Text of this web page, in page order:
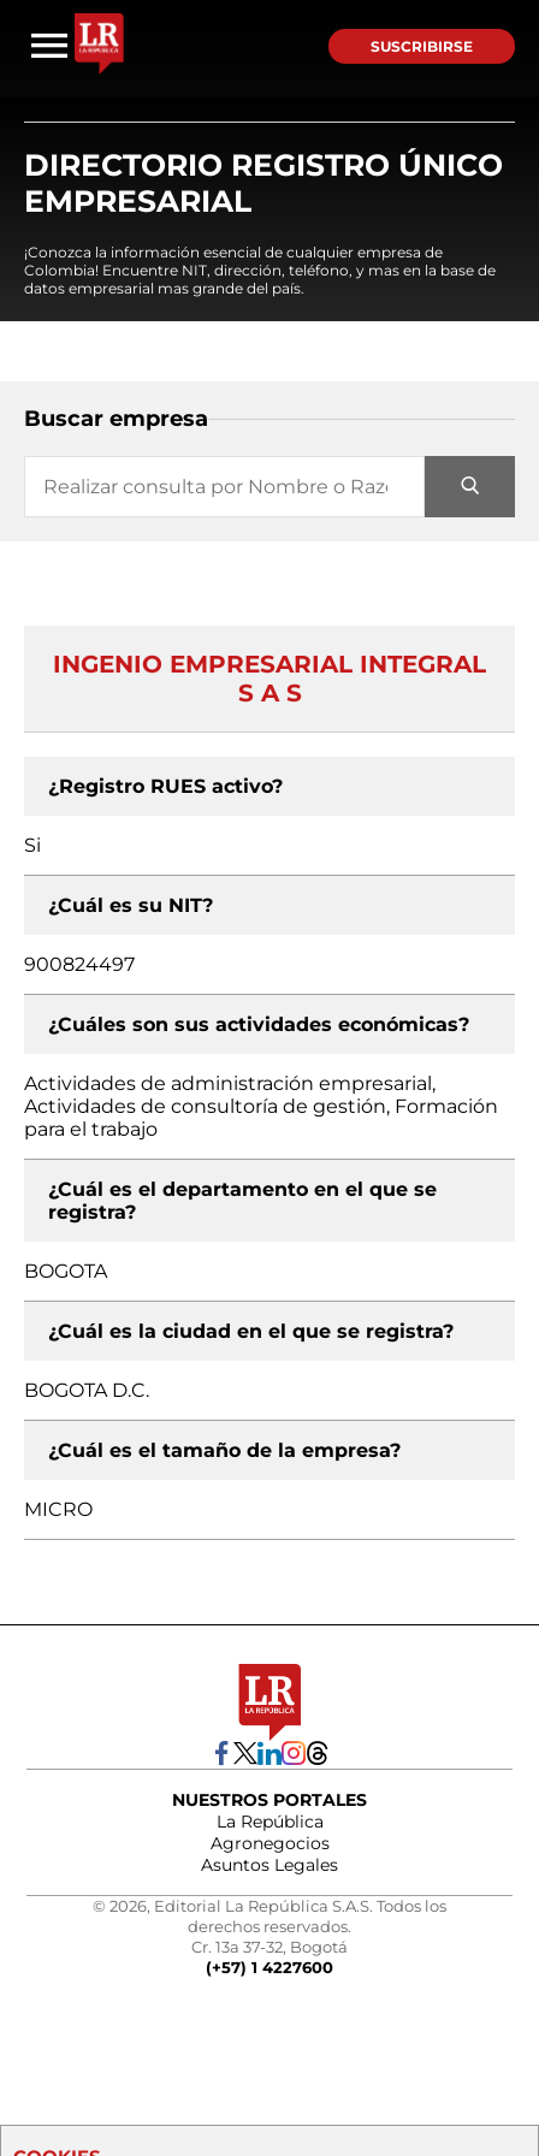
SUSCRIBIRSE
DIRECTORIO REGISTRO ÚNICO
EMPRESARIAL
¡Conozca la información esencial de cualquier empresa de
Colombia! Encuentre NIT, dirección, teléfono, y mas en la base de
datos empresarial mas grande del país.
Buscar empresa
INGENIO EMPRESARIAL INTEGRAL
S A S
¿Registro RUES activo?
Si
¿Cuál es su NIT?
900824497
¿Cuáles son sus actividades económicas?
Actividades de administración empresarial,
Actividades de consultoría de gestión, Formación
para el trabajo
¿Cuál es el departamento en el que se
registra?
BOGOTA
¿Cuál es la ciudad en el que se registra?
BOGOTA D.C.
¿Cuál es el tamaño de la empresa?
MICRO
NUESTROS PORTALES
La República
Agronegocios
Asuntos Legales
© 2026, Editorial La República S.A.S. Todos los
derechos reservados.
Cr. 13a 37-32, Bogotá
(+57) 1 4227600